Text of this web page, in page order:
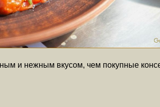
и нежным вкусом, чем покупные